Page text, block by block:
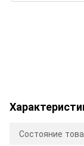
Состояние